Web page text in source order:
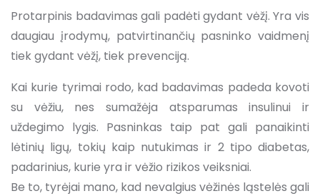
Protarpinis badavimas gali padėti gydant vėžį. Yra vis
daugiau įrodymų, patvirtinančių pasninko vaidmenį
tiek gydant vėžį, tiek prevenciją.
Kai kurie tyrimai rodo, kad badavimas padeda kovoti
su vėžiu, nes sumažėja atsparumas insulinui ir
uždegimo lygis. Pasninkas taip pat gali panaikinti
lėtinių ligų, tokių kaip nutukimas ir 2 tipo diabetas,
padarinius, kurie yra ir vėžio rizikos veiksniai.
Be to, tyrėjai mano, kad nevalgius vėžinės ląstelės gali